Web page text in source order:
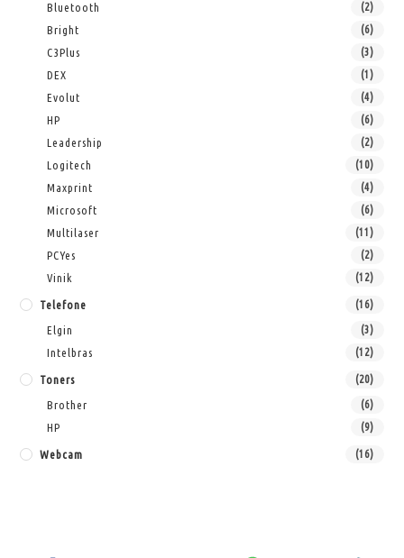
Bluetooth (2)
Bright (6)
C3Plus (3)
DEX (1)
Evolut (4)
HP (6)
Leadership (2)
Logitech (10)
Maxprint (4)
Microsoft (6)
Multilaser (11)
PCYes (2)
Vinik (12)
Telefone (16)
Elgin (3)
Intelbras (12)
Toners (20)
Brother (6)
HP (9)
Webcam (16)